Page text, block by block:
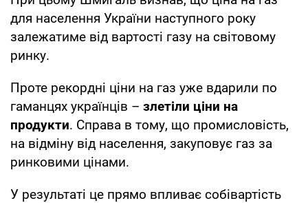
для населення України наступного року
залежатиме від вартості газу на світовому
ринку.
Проте рекордні ціни на газ уже вдарили по
гаманцях українців – злетіли ціни на
продукти. Справа в тому, що промисловість,
на відміну від населення, закуповує газ за
ринковими цінами.
У результаті це прямо впливає собівартість